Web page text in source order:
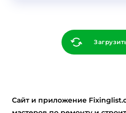
Cайт и приложение